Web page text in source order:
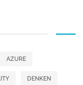
AZURE
DENKEN